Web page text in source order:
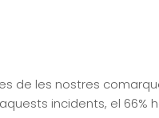
de les nostres
incidents, el